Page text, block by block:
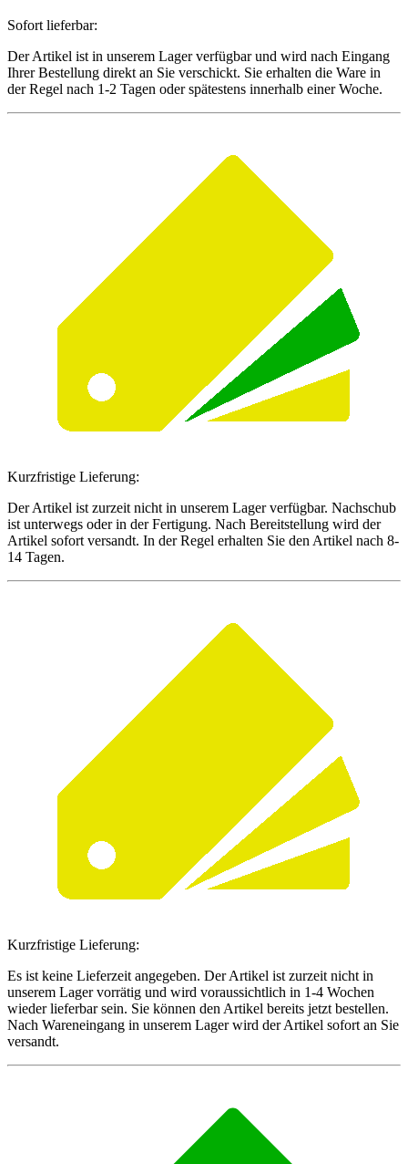
Sofort lieferbar:
Der Artikel ist in unserem Lager verfügbar und wird nach Eingang
Ihrer Bestellung direkt an Sie verschickt. Sie erhalten die Ware in
der Regel nach 1-2 Tagen oder spätestens innerhalb einer Woche.
Kurzfristige Lieferung:
Der Artikel ist zurzeit nicht in unserem Lager verfügbar. Nachschub
ist unterwegs oder in der Fertigung. Nach Bereitstellung wird der
Artikel sofort versandt. In der Regel erhalten Sie den Artikel nach 8-
14 Tagen.
Kurzfristige Lieferung:
Es ist keine Lieferzeit angegeben. Der Artikel ist zurzeit nicht in
unserem Lager vorrätig und wird voraussichtlich in 1-4 Wochen
wieder lieferbar sein. Sie können den Artikel bereits jetzt bestellen.
Nach Wareneingang in unserem Lager wird der Artikel sofort an Sie
versandt.